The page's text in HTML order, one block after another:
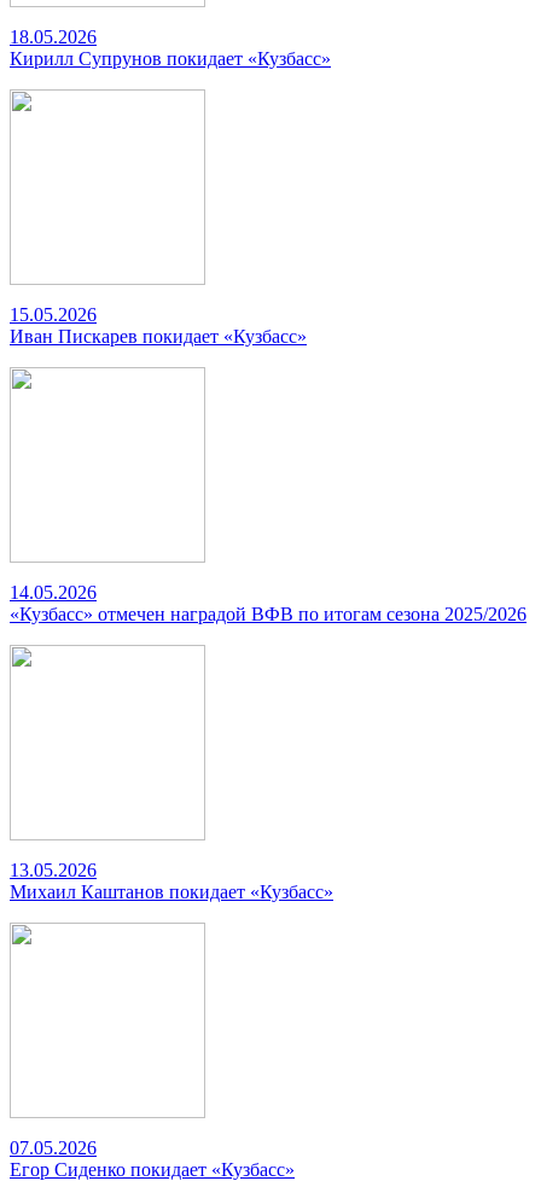
18.05.2026
Кирилл Супрунов покидает «Кузбасс»
15.05.2026
Иван Пискарев покидает «Кузбасс»
14.05.2026
«Кузбасс» отмечен наградой ВФВ по итогам сезона 2025/2026
13.05.2026
Михаил Каштанов покидает «Кузбасс»
07.05.2026
Егор Сиденко покидает «Кузбасс»